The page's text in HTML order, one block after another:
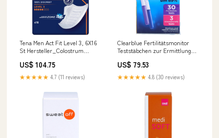
Tena Men Act Fit Level 3, 6X16
St Hersteller_Colostrum
US$ 104.75
★★★★★ 4.7 (11 reviews)
Clearblue Fertilitätsmonitor
Teststäbchen zur Ermittlung
St. Teststreifen
Marke_TEBODONT
US$ 79.53
★★★★★ 4.8 (30 reviews)